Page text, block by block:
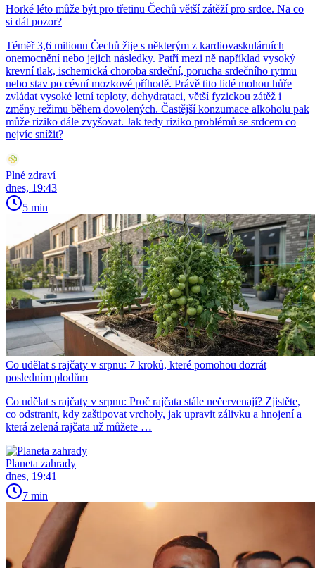
Horké léto může být pro třetinu Čechů větší zátěží pro srdce. Na co
si dát pozor?
Téměř 3,6 milionu Čechů žije s některým z kardiovaskulárních
onemocnění nebo jejich následky. Patří mezi ně například vysoký
krevní tlak, ischemická choroba srdeční, porucha srdečního rytmu
nebo stav po cévní mozkové příhodě. Právě tito lidé mohou hůře
zvládat vysoké letní teploty, dehydrataci, větší fyzickou zátěž i
změny režimu během dovolených. Častější konzumace alkoholu pak
může riziko dále zvyšovat. Jak tedy riziko problémů se srdcem co
nejvíc snížit?
Plné zdraví
dnes, 19:43
5 min
Co udělat s rajčaty v srpnu: 7 kroků, které pomohou dozrát
posledním plodům
Co udělat s rajčaty v srpnu: Proč rajčata stále nečervenají? Zjistěte,
co odstranit, kdy zaštipovat vrcholy, jak upravit zálivku a hnojení a
která zelená rajčata už můžete …
Planeta zahrady
dnes, 19:41
7 min